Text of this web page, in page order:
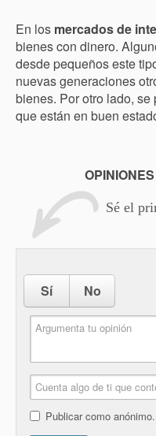
En los mercados de
bienes con dinero.
desde pequeños este
nuevas generaciones
bienes. Por otro lado,
que están en buen
Sé el
Sí No
Publicar como anónimo.